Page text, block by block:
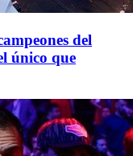
del
único que